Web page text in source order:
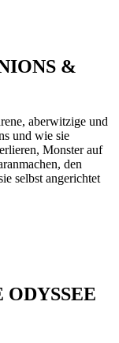
&
aberwitzige und
und wie sie
Monster auf
den
selbst angerichtet
ODYSSEE